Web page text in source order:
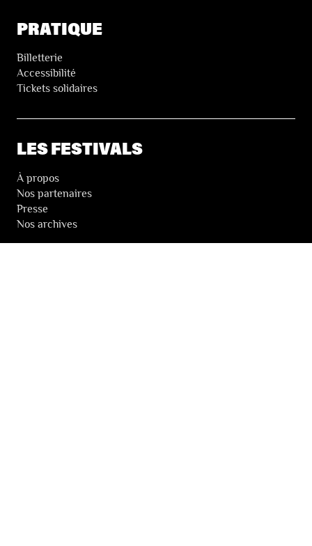
PRATIQUE
Billetterie
Accessibilité
Tickets solidaires
LES FESTIVALS
À propos
Nos partenaires
Presse
Nos archives